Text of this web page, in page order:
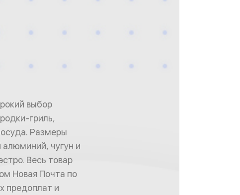
выбор
гриль,
Размеры
алюминий, чугун и
Весь товар
Новая Почта по
предоплат и